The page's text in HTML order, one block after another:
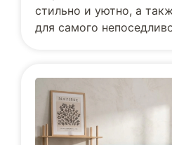
стильно и уютно, а
для самого